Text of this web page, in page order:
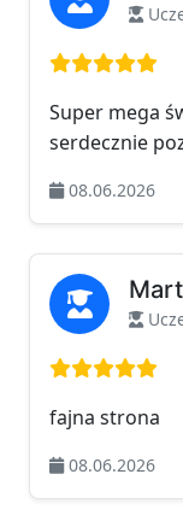
Super mega
serdecznie
08.06.2026
fajna strona
08.06.2026